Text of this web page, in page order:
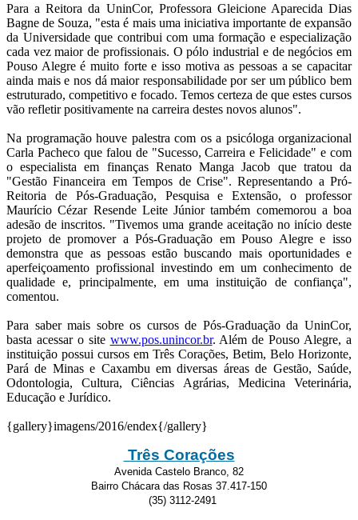
Para a Reitora da UninCor, Professora Gleicione Aparecida Dias
Bagne de Souza, "esta é mais uma iniciativa importante de expansão
da Universidade que contribui com uma formação e especialização
cada vez maior de profissionais. O pólo industrial e de negócios em
Pouso Alegre é muito forte e isso motiva as pessoas a se capacitar
ainda mais e nos dá maior responsabilidade por ser um público bem
estruturado, competitivo e focado. Temos certeza de que estes cursos
vão refletir positivamente na carreira destes novos alunos".
Na programação houve palestra com os a psicóloga organizacional
Carla Pacheco que falou de "Sucesso, Carreira e Felicidade" e com
o especialista em finanças Renato Manga Jacob que tratou da
"Gestão Financeira em Tempos de Crise". Representando a Pró-
Reitoria de Pós-Graduação, Pesquisa e Extensão, o professor
Maurício Cézar Resende Leite Júnior também comemorou a boa
adesão de inscritos. "Tivemos uma grande aceitação no início deste
projeto de promover a Pós-Graduação em Pouso Alegre e isso
demonstra que as pessoas estão buscando mais oportunidades e
aperfeiçoamento profissional investindo em um conhecimento de
qualidade e, principalmente, em uma instituição de confiança",
comentou.
Para saber mais sobre os cursos de Pós-Graduação da UninCor,
basta acessar o site www.pos.unincor.br. Além de Pouso Alegre, a
instituição possui cursos em Três Corações, Betim, Belo Horizonte,
Pará de Minas e Caxambu em diversas áreas de Gestão, Saúde,
Odontologia, Cultura, Ciências Agrárias, Medicina Veterinária,
Educação e Jurídico.
{gallery}imagens/2016/endex{/gallery}
Três Corações
Avenida Castelo Branco, 82
Bairro Chácara das Rosas 37.417-150
(35) 3112-2491